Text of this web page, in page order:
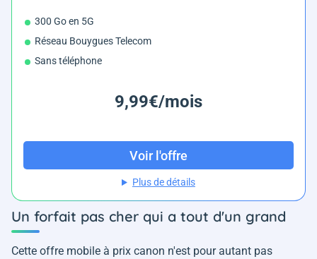
300 Go en 5G
Réseau Bouygues Telecom
Sans téléphone
9,99€/mois
Voir l'offre
Plus de détails
Un forfait pas cher qui a tout d'un grand
Cette offre mobile à prix canon n'est pour autant pas